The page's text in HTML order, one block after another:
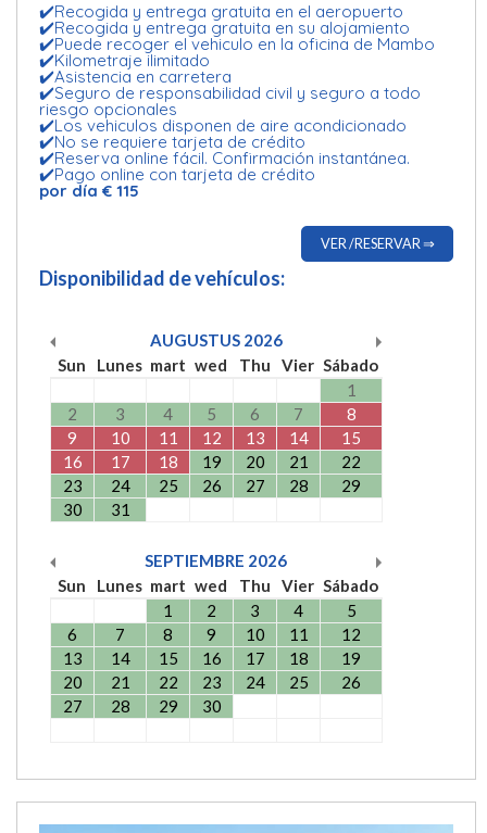
✔️Recogida y entrega gratuita en el aeropuerto
✔️Recogida y entrega gratuita en su alojamiento
✔️Puede recoger el vehiculo en la oficina de Mambo
✔️Kilometraje ilimitado
✔️Asistencia en carretera
✔️Seguro de responsabilidad civil y seguro a todo
riesgo opcionales
✔️Los vehiculos disponen de aire acondicionado
✔️No se requiere tarjeta de crédito
✔️Reserva online fácil. Confirmación instantánea.
✔️Pago online con tarjeta de crédito
por día € 115
VER /RESERVAR ⇒
Disponibilidad de vehículos:
AUGUSTUS 2026
Sun
Lunes mart wed Thu Vier Sábado
1
2
3 4 5 6 7
8
9
10 11 12 13 14
15
16
17 18 19 20 21
22
23
24 25 26 27 28
29
30
31
SEPTIEMBRE 2026
Sun
Lunes mart wed Thu Vier Sábado
1
2 3 4
5
6
7 8 9 10 11
12
13
14 15 16 17 18
19
20
21 22 23 24 25
26
27
28 29 30